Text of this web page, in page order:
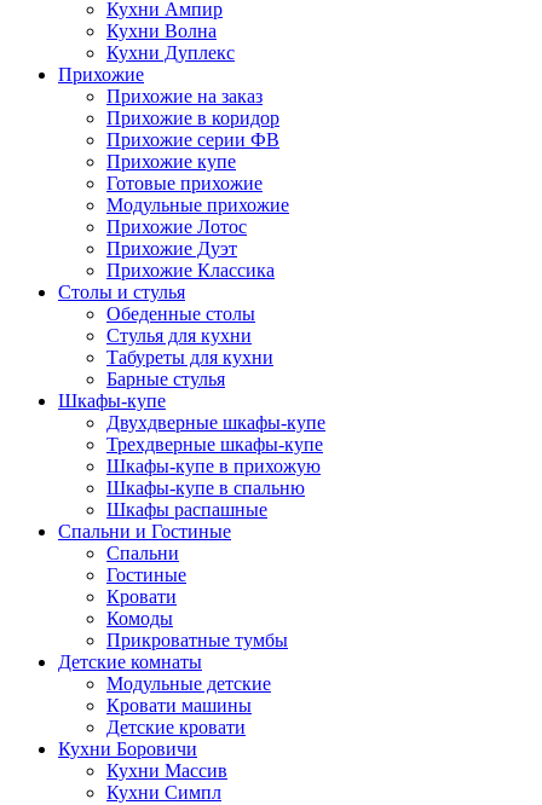
Кухни Ампир
Кухни Волна
Кухни Дуплекс
Прихожие
Прихожие на заказ
Прихожие в коридор
Прихожие серии ФВ
Прихожие купе
Готовые прихожие
Модульные прихожие
Прихожие Лотос
Прихожие Дуэт
Прихожие Классика
Столы и стулья
Обеденные столы
Стулья для кухни
Табуреты для кухни
Барные стулья
Шкафы-купе
Двухдверные шкафы-купе
Трехдверные шкафы-купе
Шкафы-купе в прихожую
Шкафы-купе в спальню
Шкафы распашные
Спальни и Гостиные
Спальни
Гостиные
Кровати
Комоды
Прикроватные тумбы
Детские комнаты
Модульные детские
Кровати машины
Детские кровати
Кухни Боровичи
Кухни Массив
Кухни Симпл